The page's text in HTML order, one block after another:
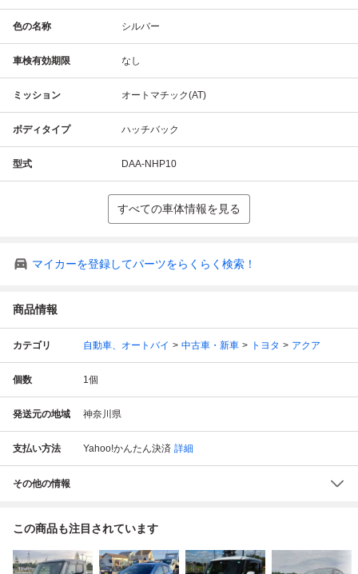
色の名称 シルバー
車検有効期限 なし
ミッション オートマチック(AT)
ボディタイプ ハッチバック
型式 DAA-NHP10
すべての車体情報を見る
マイカーを登録してパーツをらくらく検索！
商品情報
カテゴリ 自動車、オートバイ 中古車・新車 トヨタ アクア
個数 1個
発送元の地域 神奈川県
支払い方法 Yahoo!かんたん決済 詳細
その他の情報
この商品も注目されています